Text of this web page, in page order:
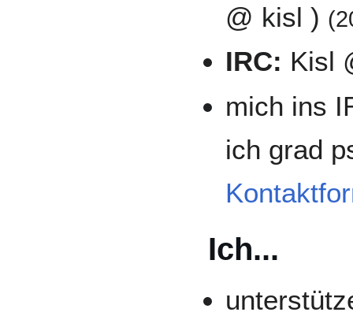
@ kisl )
IRC: Kisl
mich ins
ich grad
Ich...